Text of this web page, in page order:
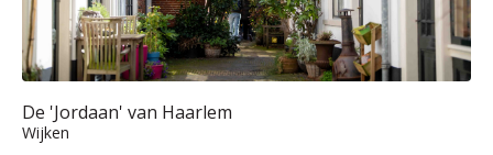
De 'Jordaan' van Haarlem
Wijken